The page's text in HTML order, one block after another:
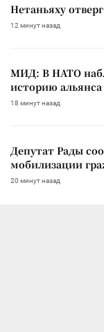
Нетаньяху
12 минут назад
МИД: В НАТО
историю альянса
18 минут назад
Депутат Рады
мобилизации
20 минут назад